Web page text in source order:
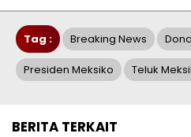
Tag : Breaking News
Presiden Meksiko Teluk
BERITA TERKAIT